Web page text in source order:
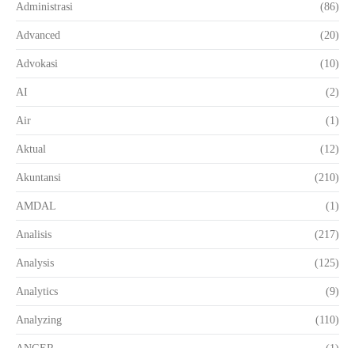
Administrasi (86)
Advanced (20)
Advokasi (10)
AI (2)
Air (1)
Aktual (12)
Akuntansi (210)
AMDAL (1)
Analisis (217)
Analysis (125)
Analytics (9)
Analyzing (110)